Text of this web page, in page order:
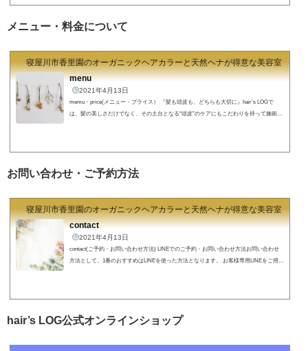
メニュー・料金について
寝屋川市香里園のオーガニックヘアカラーと天然ヘナが得意な美容室
menu
2021年4月13日
memu・price(メニュー・プライス） 『髪も頭皮も、どちらも大切に』hair’s LOGで
は、髪の美しさだけでなく、その土台となる“頭皮”のケアにもこだわりを持って施術を
いを込めて、いくつかのケアメ...
お問い合わせ・ご予約方法
寝屋川市香里園のオーガニックヘアカラーと天然ヘナが得意な美容室
contact
2021年4月13日
contact(ご予約・お問い合わせ方法) LINEでのご予約・お問い合わせ方法お問い合わせ
方法として、1番のおすすめはLINEを使った方法となります。 お客様専用LINEをご用意
クで簡単に登録できま...
hair’s LOG公式オンラインショップ